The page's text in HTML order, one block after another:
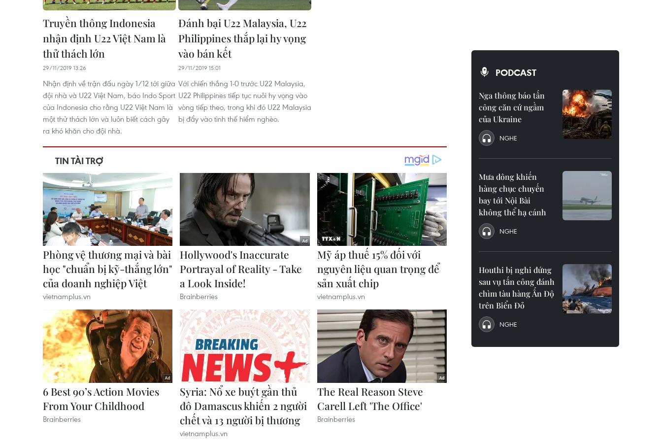
Truyền thông Indonesia
nhận định U22 Việt Nam là
thử thách lớn
29/11/2019 13:26
Nhận định về trận đấu ngày 1/12 tới giữa
đội nhà và U22 Việt Nam, báo Indo Sport
của Indonesia cho rằng U22 Việt Nam là
một thử thách lớn và luôn biết cách gây
ra khó khăn cho đội nhà.
Đánh bại U22 Malaysia, U22
Philippines thắp lại hy vọng
vào bán kết
29/11/2019 15:01
Với chiến thắng 1-0 trước U22 Malaysia,
U22 Philippines tiếp tục nuôi hy vọng vào
vòng tiếp theo, trong khi đó U22 Malaysia
bị đẩy vào tình thế hiểm nghèo.
PODCAST
Nga thông báo tấn
công căn cứ ngầm
của Ukraine
NGHE
Mưa dông khiến
hàng chục chuyến
bay tới Nội Bài
không thể hạ cánh
NGHE
Houthi bị nghi đứng
sau vụ tấn công đánh
chìm tàu hàng Ấn Độ
trên Biển Đỏ
NGHE